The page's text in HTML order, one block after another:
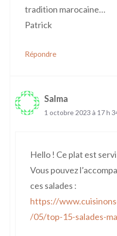
tradition marocaine…
Patrick
Répondre
Salma
1 octobre 2023 à 17 h
Hello ! Ce plat est
Vous pouvez
ces salades :
https://
/05/top-15-salades-